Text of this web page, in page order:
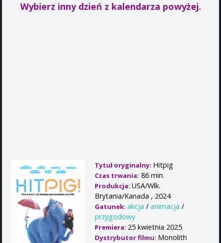
Wybierz inny dzień z kalendarza powyżej.
Tytuł oryginalny: Hitpig
Czas trwania: 86 min.
Produkcja: USA/Wlk.
Brytania/Kanada , 2024
Gatunek: akcja / animacja /
przygodowy
Premiera: 25 kwietnia 2025
Dystrybutor filmu: Monolith